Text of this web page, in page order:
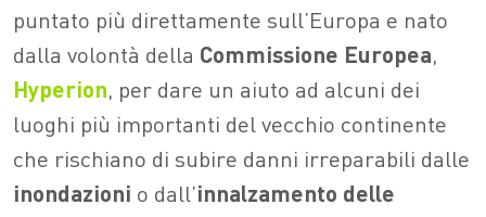
puntato più direttamente sull’Europa e nato
dalla volontà della Commissione Europea,
Hyperion, per dare un aiuto ad alcuni dei
luoghi più importanti del vecchio continente
che rischiano di subire danni irreparabili dalle
inondazioni o dall’innalzamento delle